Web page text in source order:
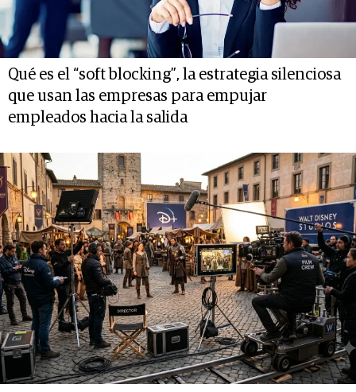
Qué es el “soft blocking”, la estrategia silenciosa
que usan las empresas para empujar
empleados hacia la salida